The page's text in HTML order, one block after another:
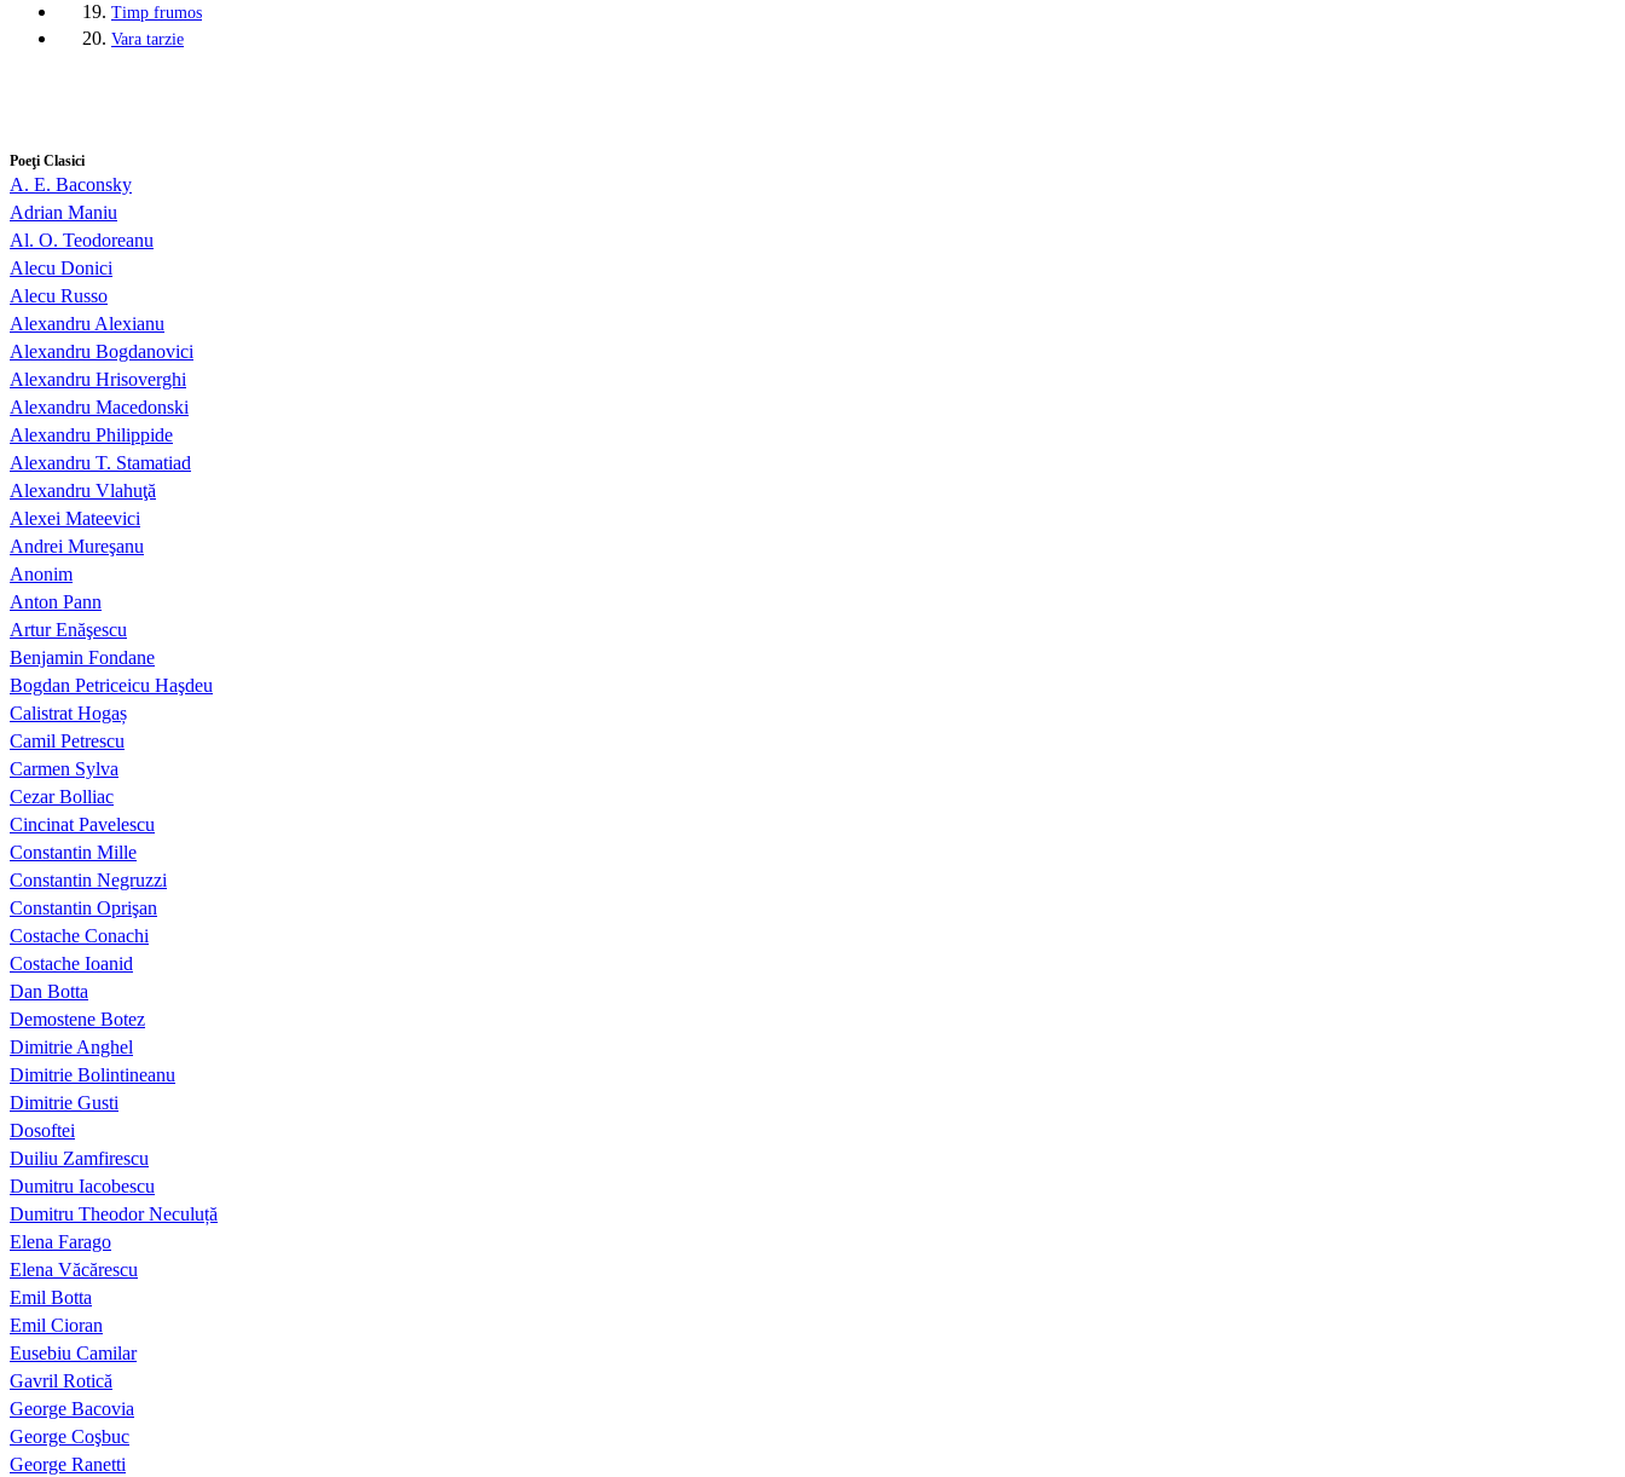
19. Timp frumos
20. Vara tarzie
Poeţi Clasici
A. E. Baconsky
Adrian Maniu
Al. O. Teodoreanu
Alecu Donici
Alecu Russo
Alexandru Alexianu
Alexandru Bogdanovici
Alexandru Hrisoverghi
Alexandru Macedonski
Alexandru Philippide
Alexandru T. Stamatiad
Alexandru Vlahuţă
Alexei Mateevici
Andrei Mureşanu
Anonim
Anton Pann
Artur Enăşescu
Benjamin Fondane
Bogdan Petriceicu Haşdeu
Calistrat Hogaș
Camil Petrescu
Carmen Sylva
Cezar Bolliac
Cincinat Pavelescu
Constantin Mille
Constantin Negruzzi
Constantin Oprişan
Costache Conachi
Costache Ioanid
Dan Botta
Demostene Botez
Dimitrie Anghel
Dimitrie Bolintineanu
Dimitrie Gusti
Dosoftei
Duiliu Zamfirescu
Dumitru Iacobescu
Dumitru Theodor Neculuță
Elena Farago
Elena Văcărescu
Emil Botta
Emil Cioran
Eusebiu Camilar
Gavril Rotică
George Bacovia
George Coşbuc
George Ranetti